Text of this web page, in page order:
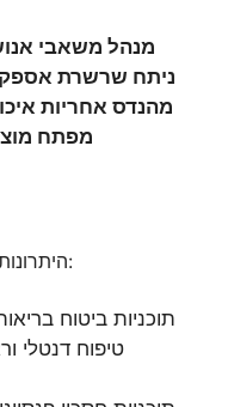
מנהל משאבי
ניתח שרשרת
מהנדס אחריות
מפתח
היתרונות המרכזיים שהחברה מציעה כוללים:
תוכניות ביטוח
טיפוח דנטלי